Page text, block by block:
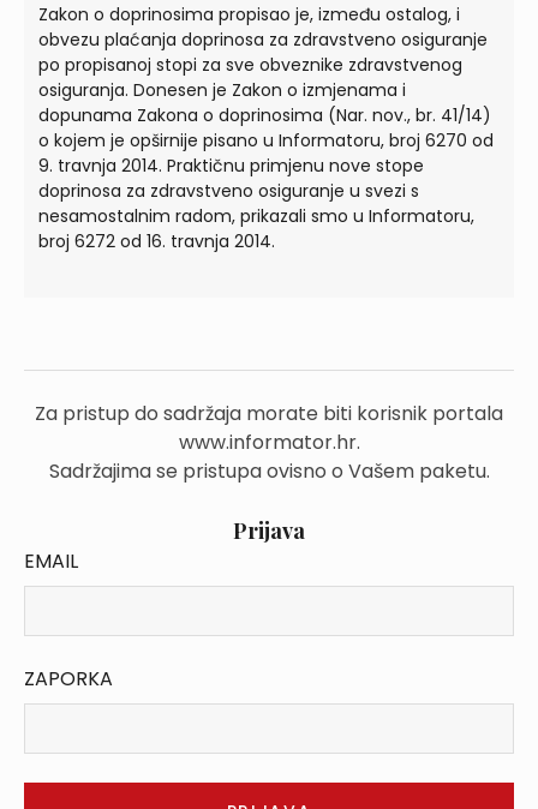
Zakon o doprinosima propisao je, između ostalog, i
obvezu plaćanja doprinosa za zdravstveno osiguranje
po propisanoj stopi za sve obveznike zdravstvenog
osiguranja. Donesen je Zakon o izmjenama i
dopunama Zakona o doprinosima (Nar. nov., br. 41/14)
o kojem je opširnije pisano u Informatoru, broj 6270 od
9. travnja 2014. Praktičnu primjenu nove stope
doprinosa za zdravstveno osiguranje u svezi s
nesamostalnim radom, prikazali smo u Informatoru,
broj 6272 od 16. travnja 2014.
Za pristup do sadržaja morate biti korisnik portala
www.informator.hr.
Sadržajima se pristupa ovisno o Vašem paketu.
Prijava
EMAIL
ZAPORKA